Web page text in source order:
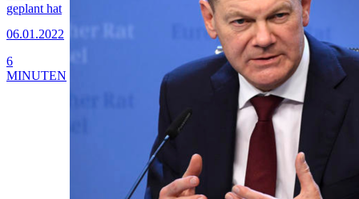
geplant hat
06.01.2022
6
MINUTEN